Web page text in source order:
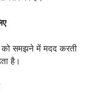
को समझने में मदद करती
है।